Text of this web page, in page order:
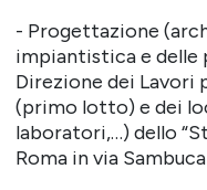
- Progettazione
impiantistica e delle
Direzione dei Lavori
(primo lotto) e dei
laboratori,…) dello
Roma in via